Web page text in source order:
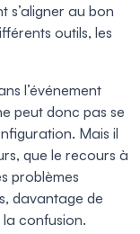
s’aligner au bon
outils, les
l’événement
peut donc pas se
Mais il
que le recours à
problèmes
davantage de
confusion.